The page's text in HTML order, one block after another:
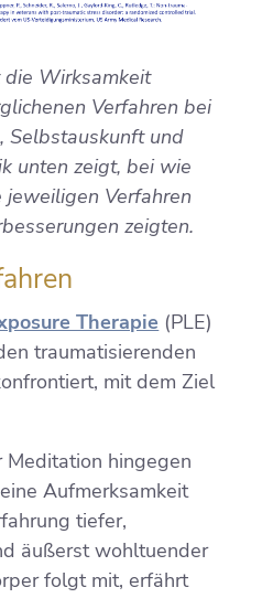
die Wirksamkeit
Verfahren bei
Selbstauskunft und
unten zeigt, bei wie
Verfahren
zeigten.
Therapie (PLE)
traumatisierenden
mit dem Ziel
Meditation hingegen
Aufmerksamkeit
tiefer,
äußerst wohltuender
folgt mit, erfährt